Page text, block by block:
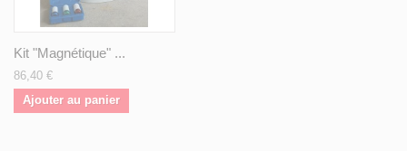
Kit "Magnétique" ...
86,40 €
Ajouter au panier